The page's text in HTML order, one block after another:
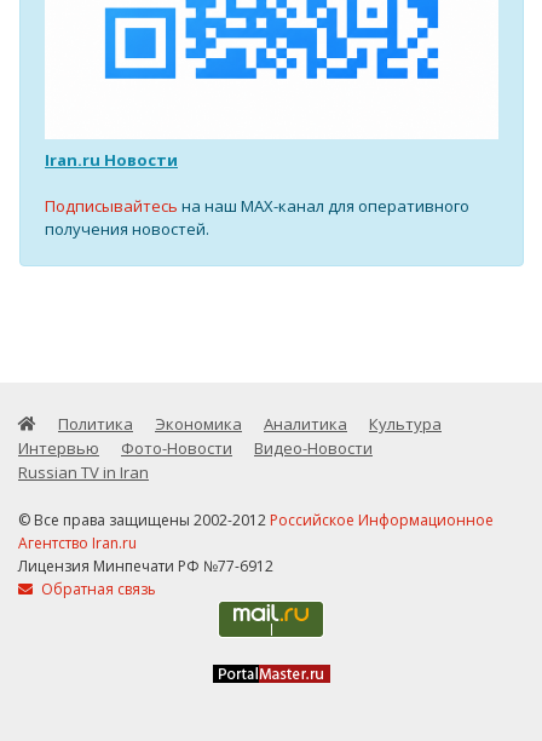
Iran.ru Новости
Подписывайтесь на наш MAX-канал для оперативного
получения новостей.
Политика Экономика Аналитика
Культура
Интервью
Фото-Новости
Видео-Новости
Russian TV in Iran
© Все права защищены 2002-2012 Российское Информационное
Агентство Iran.ru
Лицензия Минпечати РФ №77-6912
Обратная связь